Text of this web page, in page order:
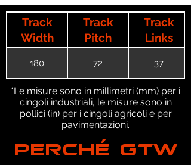
Track
Width
Track
Pitch
Track
Links
180 72 37
*Le misure sono in millimetri (mm) per i
cingoli industriali, le misure sono in
pollici (in) per i cingoli agricoli e per
pavimentazioni.
PERCHÉ GTW